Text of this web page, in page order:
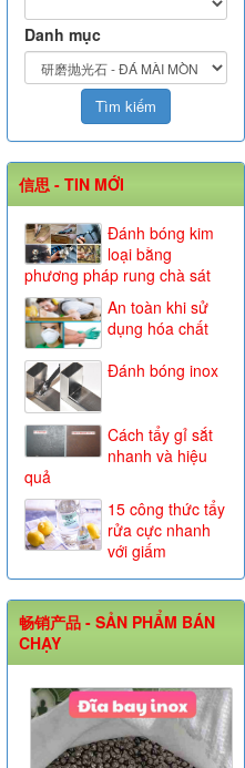
Danh mục
信思 - TIN MỚI
Đánh bóng kim
loại bằng
phương pháp rung chà sát
An toàn khi sử
dụng hóa chất
Đánh bóng inox
Cách tẩy gỉ sắt
nhanh và hiệu
quả
15 công thức tẩy
rửa cực nhanh
với giấm
畅销产品 - SẢN PHẨM BÁN
CHẠY